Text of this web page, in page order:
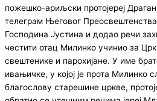
пожешко-ариљски протојереј Драган
телеграм Његовог
Господина Јустина и додао речи
честити отац Милинко учинио за
свештенике и парохијане. У име
ивањичке, у којој је прота Милинко
благослову старешине цркве,